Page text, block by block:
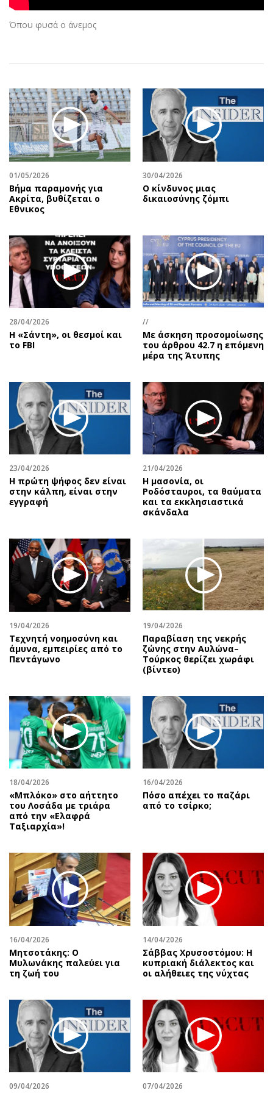
Αθλητισμός
Κύπρος
Διεθνή
Οικονομική
Οικονομία
Real Estate
Επιχειρήσεις
Αγορές
Money Review
AstroBank Properties
Ενέργεια
Ναυτιλία
Περιβάλλον
Ελλάδα
Κόσμος
Παράξενα
Πολιτισμός
Θέατρο-Χορός
Μουσική
Εικαστικά
Βιβλίο
Χειρόγραφα
Geek
Social
Αφιερώματα
Πολιτική
Οικονομία
Γενικά
Αναδρομές
Πρόσωπα
Περιβάλλον
Γυναίκα
Showbiz
Ταξίδια
Συνταγές
Έξοδος
Media
Εκπομπές
Podcasts
Uncut
Προσφορές
Προσωπικότητες στην ''Κ''
Επιστολές
Όπου φυσά ο άνεμος
01/05/2026
Βήμα παραμονής για
Ακρίτα, βυθίζεται ο
Εθνικος
30/04/2026
Ο κίνδυνος μιας
δικαιοσύνης ζόμπι
28/04/2026
Η «Σάντη», οι θεσμοί και
το FBI
//
Με άσκηση προσομοίωσης
του άρθρου 42.7 η επόμενη
μέρα της Άτυπης
23/04/2026
Η πρώτη ψήφος δεν είναι
στην κάλπη, είναι στην
εγγραφή
21/04/2026
Η μασονία, οι
Ροδόσταυροι, τα θαύματα
και τα εκκλησιαστικά
σκάνδαλα
19/04/2026
Τεχνητή νοημοσύνη και
άμυνα, εμπειρίες από το
Πεντάγωνο
19/04/2026
Παραβίαση της νεκρής
ζώνης στην Αυλώνα–
Τούρκος θερίζει χωράφι
(βίντεο)
18/04/2026
«Μπλόκο» στο αήττητο
του Λοσάδα με τριάρα
από την «Ελαφρά
Ταξιαρχία»!
16/04/2026
Πόσο απέχει το παζάρι
από το τσίρκο;
16/04/2026
Μητσοτάκης: Ο
Μυλωνάκης παλεύει για
τη ζωή του
14/04/2026
Σάββας Χρυσοστόμου: Η
κυπριακή διάλεκτος και
οι αλήθειες της νύχτας
09/04/2026 07/04/2026